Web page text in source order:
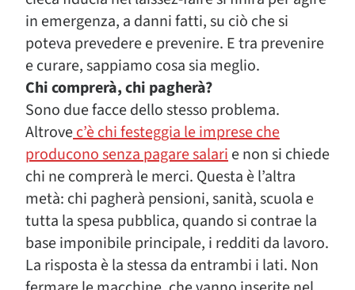
in emergenza, a danni fatti, su ciò che si
poteva prevedere e prevenire. E tra prevenire
e curare, sappiamo cosa sia meglio.
Chi comprerà, chi pagherà?
Sono due facce dello stesso problema.
Altrovec’è chi festeggia le imprese che
producono senza pagare salarie non si chiede
chi ne comprerà le merci. Questa è l’altra
metà: chi pagherà pensioni, sanità, scuola e
tutta la spesa pubblica, quando si contrae la
base imponibile principale, i redditi da lavoro.
La risposta è la stessa da entrambi i lati. Non